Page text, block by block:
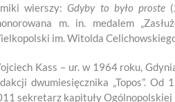
wierszy:Gdyby to było proste
m. in. medalem
im. Witolda
Kass – ur. w 1964 roku,
dwumiesięcznika „Topos”.
sekretarz kapituły Ogólnopolskiej